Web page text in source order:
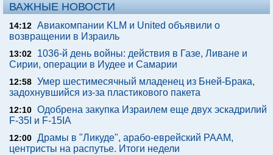
ВАЖНЫЕ НОВОСТИ
14:12 Авиакомпании KLM и United объявили о
возвращении в Израиль
13:02
1036-й день войны: действия в Газе, Ливане и
Сирии, операции в Иудее и Самарии
12:58 Умер шестимесячный младенец из Бней-Брака,
задохнувшийся из-за пластикового пакета
12:10 Одобрена закупка Израилем еще двух эскадрилий
F-35I и F-15IA
12:00 Драмы в "Ликуде", арабо-еврейский РААМ,
центристы на распутье. Итоги недели